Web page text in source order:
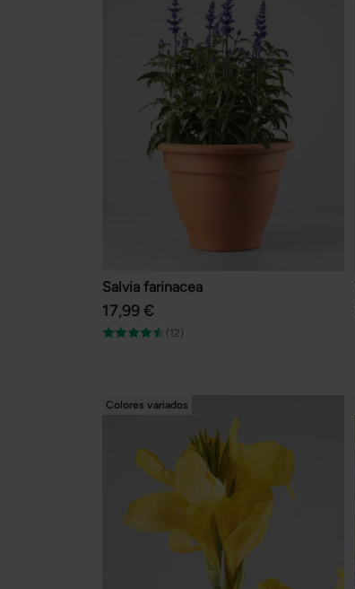
Salvia farinacea
17,99 €
(12)
Colores variados